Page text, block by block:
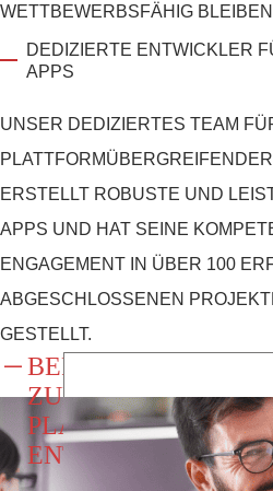
WETTBEWERBSFÄHIG
DEDIZIERTE ENTWICKLER
APPS
UNSER DEDIZIERTES TEAM
ERSTELLT ROBUSTE UND
APPS UND HAT SEINE
ENGAGEMENT IN ÜBER 100
ABGESCHLOSSENEN
GESTELLT.
BERATUNG
ZUR
ENTWICKLUNG